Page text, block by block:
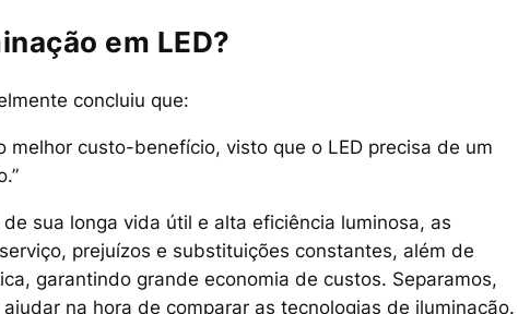
em LED?
concluiu que:
melhor custo-benefício, visto que o LED precisa de um
de sua longa vida útil e alta eficiência luminosa, as
prejuízos e substituições constantes, além de
garantindo grande economia de custos. Separamos,
na hora de comparar as tecnologias de iluminação.